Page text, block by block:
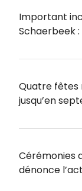
Important
Schaerbeek
Quatre fêtes
jusqu’en
Cérémonies
dénonce